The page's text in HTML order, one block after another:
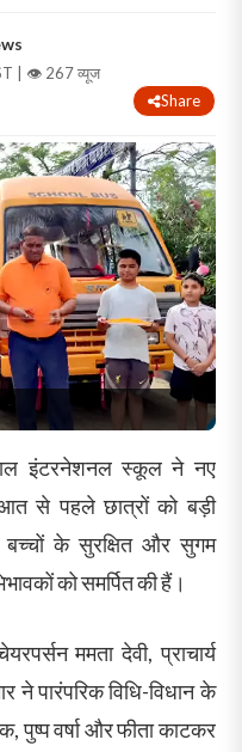
| 👁 267 व्यूज
Share
इंटरनेशनल स्कूल ने नए
से पहले छात्रों को बड़ी
बच्चों के सुरक्षित और सुगम
को समर्पित की हैं।
ममता देवी, प्राचार्य
ने पारंपरिक विधि-विधान के
पुष्प वर्षा और फीता काटकर